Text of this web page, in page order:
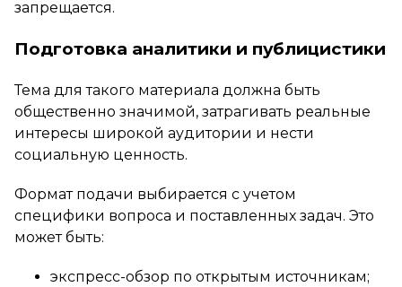
запрещается.
Подготовка аналитики и публицистики
Тема для такого материала должна быть
общественно значимой, затрагивать реальные
интересы широкой аудитории и нести
социальную ценность.
Формат подачи выбирается с учетом
специфики вопроса и поставленных задач. Это
может быть:
экспресс-обзор по открытым источникам;